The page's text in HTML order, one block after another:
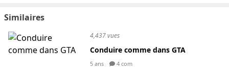
Similaires
4,437 vues
Conduire comme dans GTA
5 ans 4 com